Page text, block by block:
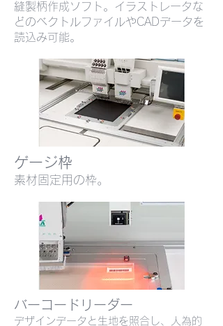
縫製柄作成ソフト。イラストレータな
どのベクトルファイルやCADデータを
読込み可能。
ゲージ枠
素材固定用の枠​。
バーコードリーダー
デザインデータと生地を照合し、人為的